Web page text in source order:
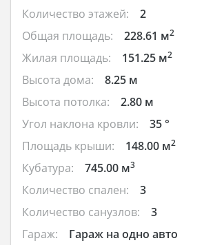
Количество этажей:
2
Общая площадь:
228.61 м2
Жилая площадь: 151.25 м2
Высота дома:
8.25 м
Высота потолка:
2.80 м
Угол наклона кровли:
35 °
Площадь крыши:
148.00 м2
Кубатура: 745.00 м3
Количество спален:
3
Количество санузлов:
3
Гараж:
Гараж на одно авто